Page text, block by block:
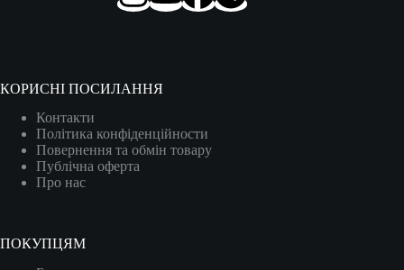
КОРИСНІ ПОСИЛАННЯ
Контакти
Політика конфіденційности
Повернення та обмін товару
Публічна оферта
Про нас
ПОКУПЦЯМ